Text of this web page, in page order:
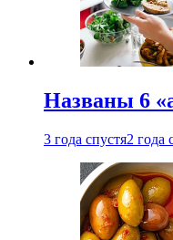
Названы 6
3 года спустя2 года